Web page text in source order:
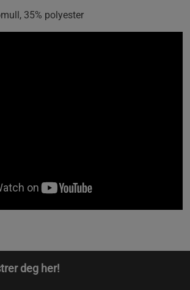
35% polyester
deg her!